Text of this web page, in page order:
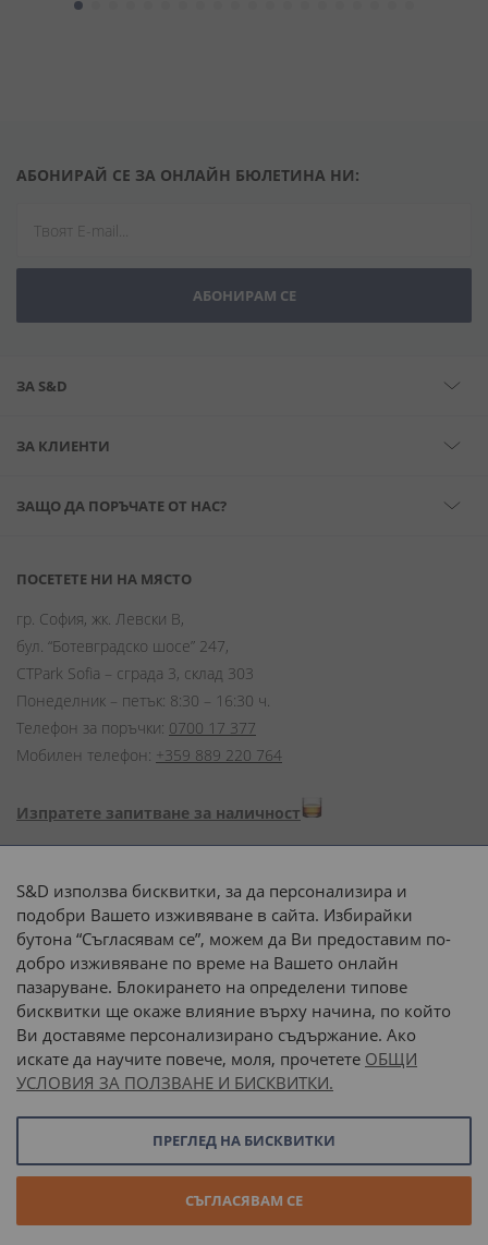
АБОНИРАЙ СЕ ЗА ОНЛАЙН БЮЛЕТИНА НИ:
АБОНИРАМ СЕ
ЗА S&D
ЗА КЛИЕНТИ
ЗАЩО ДА ПОРЪЧАТЕ ОТ НАС?
ПОСЕТЕТЕ НИ НА МЯСТО
гр. София, жк. Левски В,
бул. “Ботевградско шосе” 247,
CTPark Sofia – сграда 3, склад 303
Понеделник – петък: 8:30 – 16:30 ч.
Телефон за поръчки: 0700 17 377
Мобилен телефон: +359 889 220 764
Изпратете запитване за наличност
Начини на плащане:
Доставка до адрес с:
или
наш транспорт
Онлайн магазин отStenik
S&D използва бисквитки, за да персонализира и
подобри Вашето изживяване в сайта. Избирайки
бутона “Съгласявам се”, можем да Ви предоставим по-
добро изживяване по време на Вашето онлайн
пазаруване. Блокирането на определени типове
бисквитки ще окаже влияние върху начина, по който
Ви доставяме персонализирано съдържание. Ако
искате да научите повече, моля, прочетете ОБЩИ
УСЛОВИЯ ЗА ПОЛЗВАНЕ И БИСКВИТКИ.
СЪГЛАСЯВАМ СЕ
ПРЕГЛЕД НА БИСКВИТКИ